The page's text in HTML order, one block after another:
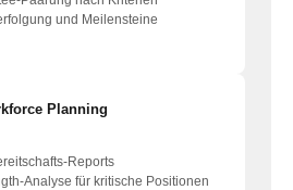
und Meilensteine
Planning
Reports
Analyse für kritische Positionen